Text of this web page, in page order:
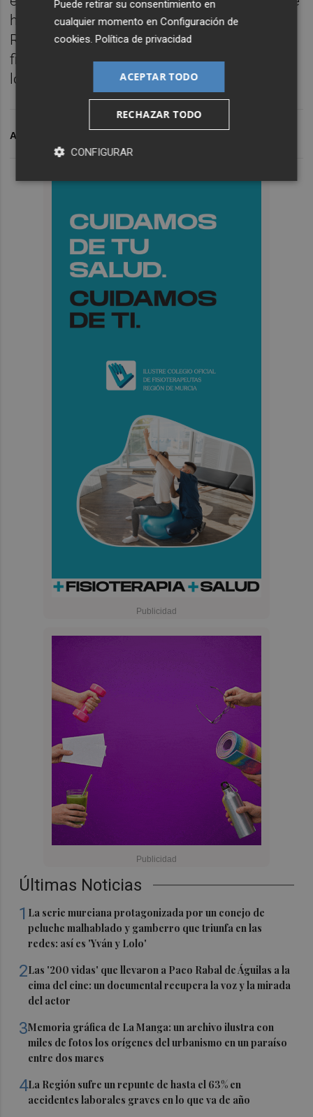
Últimas Noticias
1 La serie murciana protagonizada por un conejo de
peluche malhablado y gamberro que triunfa en las
redes: así es 'Yván y Lolo'
2Las '200 vidas' que llevaron a Paco Rabal de Águilas a la
cima del cine: un documental recupera la voz y la mirada
del actor
3Memoria gráfica de La Manga: un archivo ilustra con
miles de fotos los orígenes del urbanismo en un paraíso
entre dos mares
4La Región sufre un repunte de hasta el 63% en
accidentes laborales graves en lo que va de año
han desarrollado en el marco del Plan de
Recuperación, Transformación y Resiliencia,
financiado por la Unión Europea a través de
los fondos Next Generation EU.
ARCHIVADO EN
Puede retirar su consentimiento en
cualquier momento enConfiguración de
cookies.Política de privacidad
ACEPTAR TODO
RECHAZAR TODO
CONFIGURAR